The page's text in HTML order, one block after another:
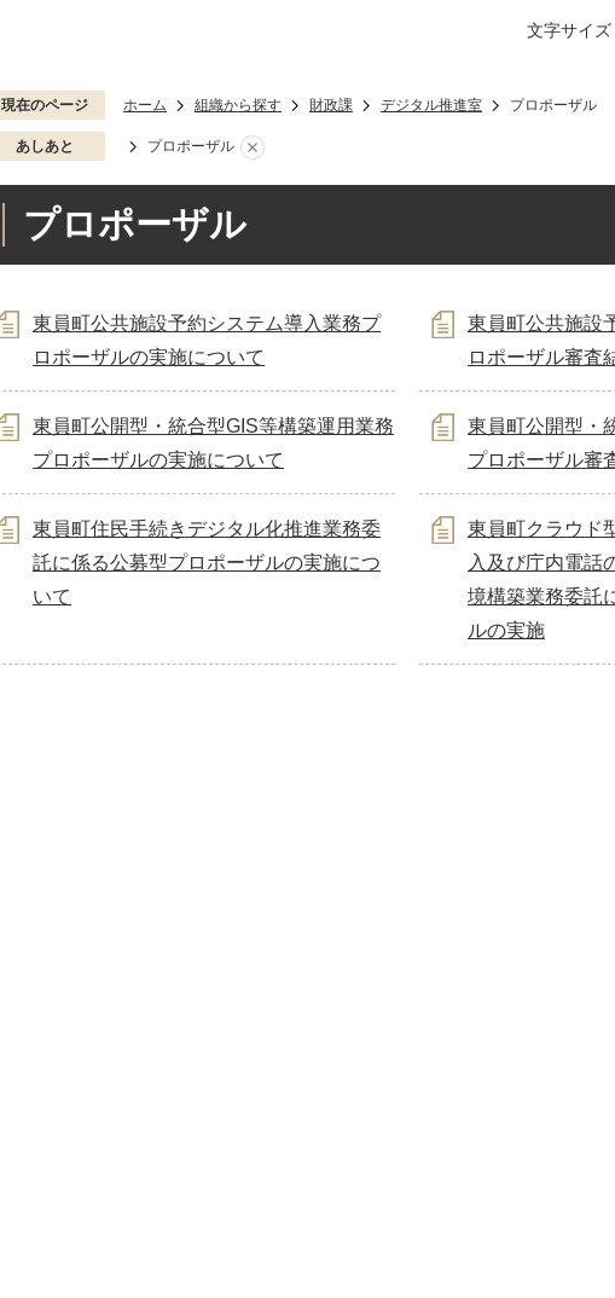
文字サイズ
現在のページ ホーム 組織から探す 財政課 デジタル推進室 プロポーザル
あしあと プロポーザル
プロポーザル
東員町公共施設予約システム導入業務プ
ロポーザルの実施について
東員町公共施設
ロポーザル審査
東員町公開型・統合型GIS等構築運用業務
プロポーザルの実施について
東員町公開型・
プロポーザル審
東員町住民手続きデジタル化推進業務委
託に係る公募型プロポーザルの実施につ
いて
東員町クラウド
入及び庁内電話
境構築業務委託
ルの実施